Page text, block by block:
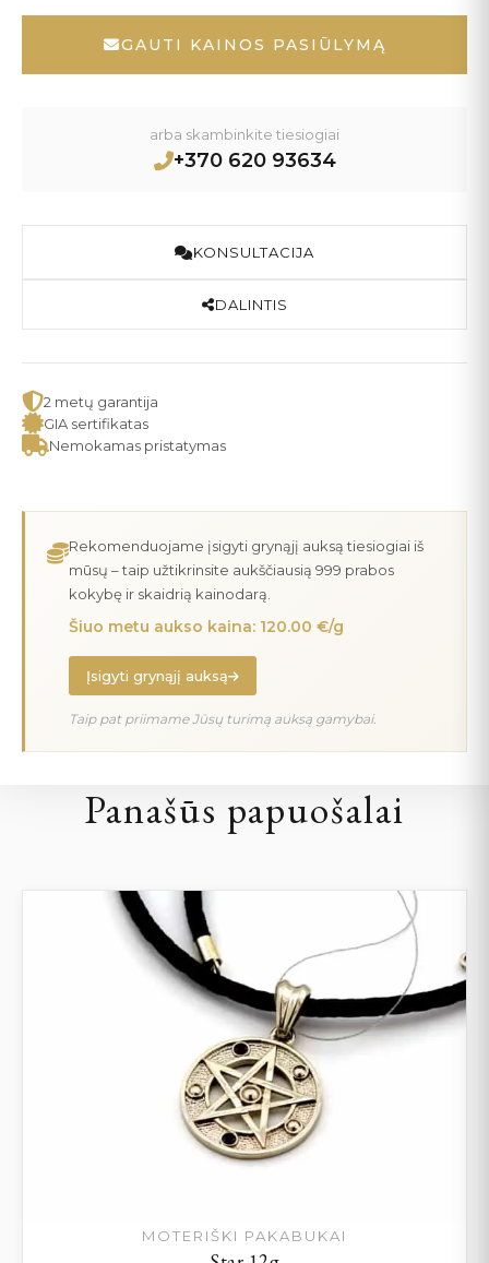
GAUTI KAINOS PASIŪLYMĄ
arba skambinkite tiesiogiai
+370 620 93634
KONSULTACIJA
DALINTIS
2 metų garantija
GIA sertifikatas
Nemokamas pristatymas
Rekomenduojame įsigyti grynąjį auksą tiesiogiai iš
mūsų – taip užtikrinsite aukščiausią 999 prabos
kokybę ir skaidrią kainodarą.
Šiuo metu aukso kaina: 120.00 €/g
Įsigyti grynąjį auksą
Taip pat priimame Jūsų turimą auksą gamybai.
Panašūs papuošalai
MOTERIŠKI PAKABUKAI